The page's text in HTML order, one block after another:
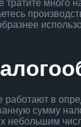
тратите
в
сумму
небольшим